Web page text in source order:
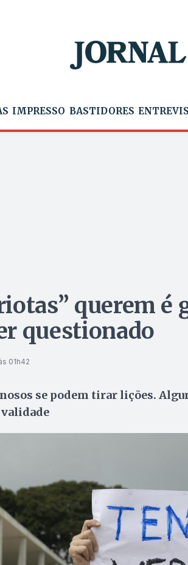
IMPRESSO BASTIDORES
querem é
questionado
01h42
se podem tirar lições.